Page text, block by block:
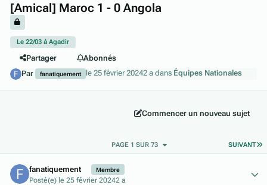
[Amical] Maroc 1 - 0 Angola
Le 22/03 à Agadir
Partager
Abonnés
Par
fanatiquement le 25 février 20242 a dans Équipes Nationales
Commencer un nouveau sujet
SUIVANT
PAGE 1 SUR 73
fanatiquement Membre
Posté(e) le 25 février 20242 a